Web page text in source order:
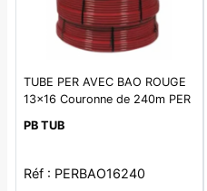
TUBE PER AVEC BAO ROUGE
13x16 Couronne de 240m PER
PB TUB
Réf : PERBAO16240